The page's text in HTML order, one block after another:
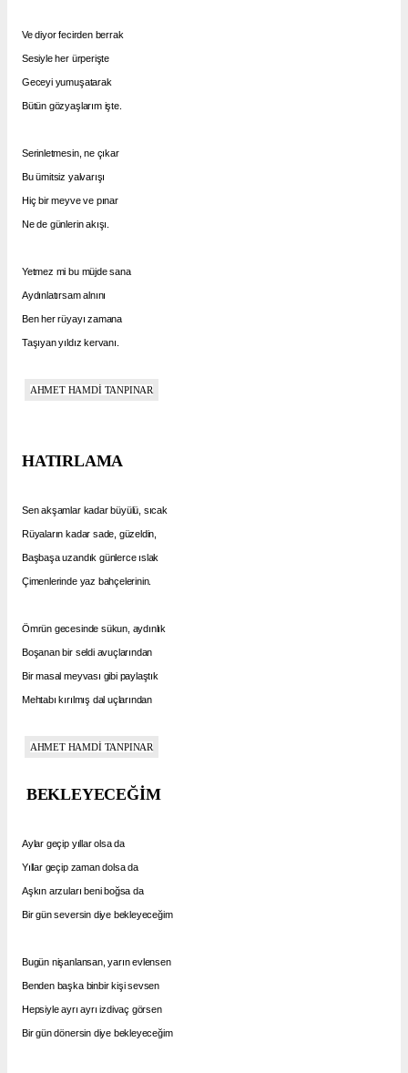
Ve diyor fecirden berrak
Sesiyle her ürperişte
Geceyi yumuşatarak
Bütün gözyaşlarım işte.
Serinletmesin, ne çıkar
Bu ümitsiz yalvarışı
Hiç bir meyve ve pınar
Ne de günlerin akışı.
Yetmez mi bu müjde sana
Aydınlatırsam alnını
Ben her rüyayı zamana
Taşıyan yıldız kervanı.
AHMET HAMDİ TANPINAR
HATIRLAMA
Sen akşamlar kadar büyülü, sıcak
Rüyaların kadar sade, güzeldin,
Başbaşa uzandık günlerce ıslak
Çimenlerinde yaz bahçelerinin.
Ömrün gecesinde sükun, aydınlık
Boşanan bir seldi avuçlarından
Bir masal meyvası gibi paylaştık
Mehtabı kırılmış dal uçlarından
AHMET HAMDİ TANPINAR
BEKLEYECEĞİM
Aylar geçip yıllar olsa da
Yıllar geçip zaman dolsa da
Aşkın arzuları beni boğsa da
Bir gün seversin diye bekleyeceğim
Bugün nişanlansan, yarın evlensen
Benden başka binbir kişi sevsen
Hepsiyle ayrı ayrı izdivaç görsen
Bir gün dönersin diye bekleyeceğim